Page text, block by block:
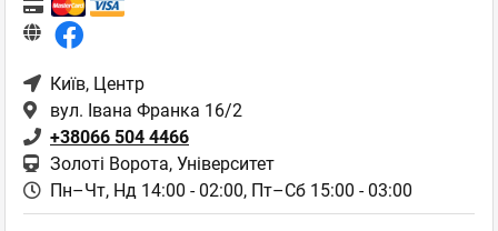
Київ, Центр
вул. Івана Франка 16/2
+38066 504 4466
Золоті Ворота, Університет
Пн–Чт, Нд 14:00 - 02:00, Пт–Сб 15:00 - 03:00